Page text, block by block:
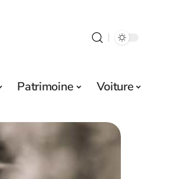
Patrimoine Voiture